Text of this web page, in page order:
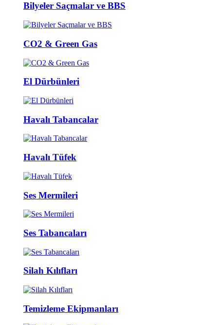
Bilyeler Saçmalar ve BBS
CO2 & Green Gas
El Dürbünleri
Havalı Tabancalar
Havalı Tüfek
Ses Mermileri
Ses Tabancaları
Silah Kılıfları
Temizleme Ekipmanları